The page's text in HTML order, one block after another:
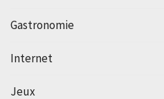
Gastronomie
Internet
Jeux